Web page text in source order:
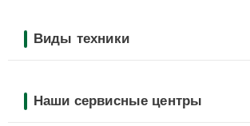
Виды техники
Наши сервисные центры